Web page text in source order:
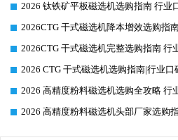
2026 钛铁矿平板磁选机选购指南 行业
2026CTG 干式磁选机降本增效选购指
2026CTG 干式磁选机完整选购指南
2026 CTG 干式磁选机选购指南|行业
2026 高精度粉料磁选机选购全攻略
2026 高精度粉料磁选机头部厂家选购